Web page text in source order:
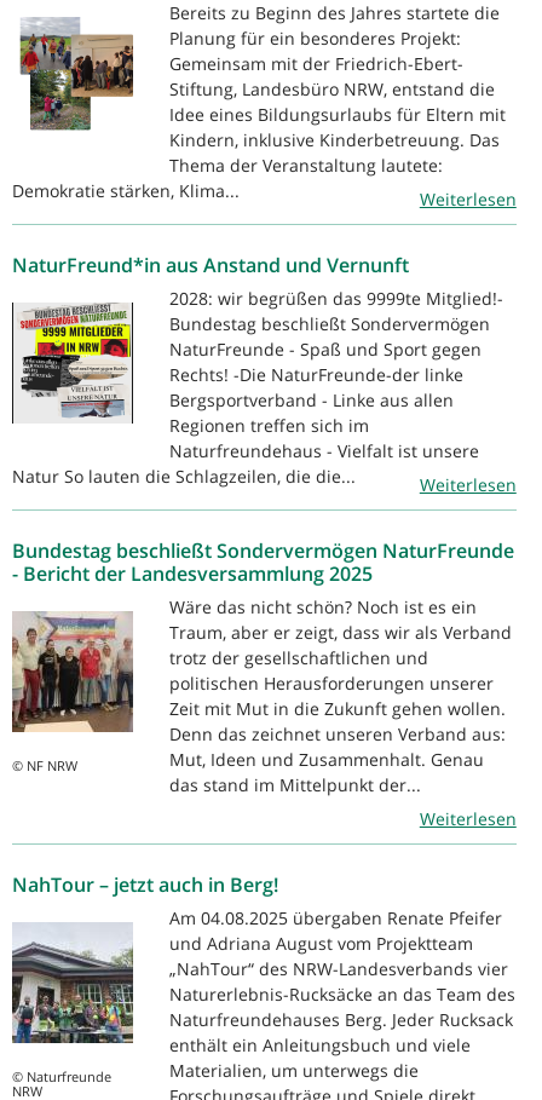
Bereits zu Beginn des Jahres startete die
Planung für ein besonderes Projekt:
Gemeinsam mit der Friedrich-Ebert-
Stiftung, Landesbüro NRW, entstand die
Idee eines Bildungsurlaubs für Eltern mit
Kindern, inklusive Kinderbetreuung. Das
Thema der Veranstaltung lautete:
Demokratie stärken, Klima...
Weiterlesen
NaturFreund*in aus Anstand und Vernunft
2028: wir begrüßen das 9999te Mitglied!-
Bundestag beschließt Sondervermögen
NaturFreunde - Spaß und Sport gegen
Rechts! -Die NaturFreunde-der linke
Bergsportverband - Linke aus allen
Regionen treffen sich im
Naturfreundehaus - Vielfalt ist unsere
Natur So lauten die Schlagzeilen, die die...
Weiterlesen
Bundestag beschließt Sondervermögen NaturFreunde
- Bericht der Landesversammlung 2025
© NF NRW
Wäre das nicht schön? Noch ist es ein
Traum, aber er zeigt, dass wir als Verband
trotz der gesellschaftlichen und
politischen Herausforderungen unserer
Zeit mit Mut in die Zukunft gehen wollen.
Denn das zeichnet unseren Verband aus:
Mut, Ideen und Zusammenhalt. Genau
das stand im Mittelpunkt der...
Weiterlesen
NahTour – jetzt auch in Berg!
© Naturfreunde
NRW
Am 04.08.2025 übergaben Renate Pfeifer
und Adriana August vom Projektteam
„NahTour“ des NRW-Landesverbands vier
Naturerlebnis-Rucksäcke an das Team des
Naturfreundehauses Berg. Jeder Rucksack
enthält ein Anleitungsbuch und viele
Materialien, um unterwegs die